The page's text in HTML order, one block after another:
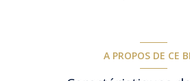
A PROPOS DE CE